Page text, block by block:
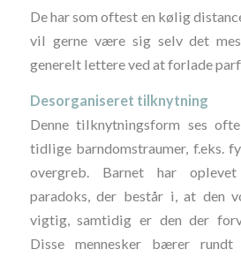
De har som oftest en kølig
vil gerne være sig selv det
generelt lettere ved at forlade
Desorganiseret tilknytning
Denne tilknytningsform ses
tidlige barndomstraumer, f.eks.
overgreb. Barnet har
paradoks, der består i, at den
vigtig, samtidig er den der
Disse mennesker bærer